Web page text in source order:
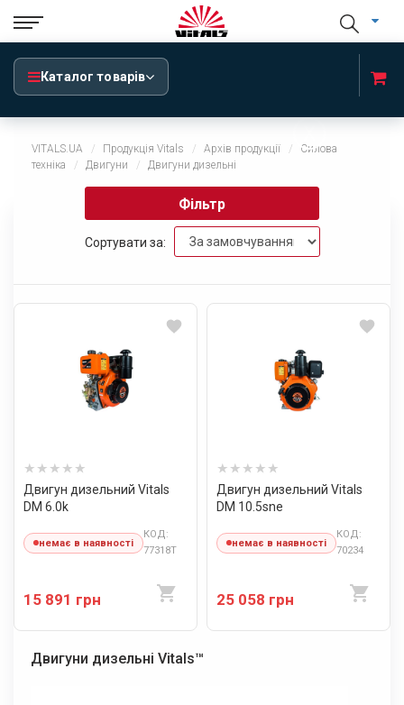
Каталог товарів
VITALS.UA Продукція Vitals Архів продукції
Силова
техніка
Двигуни Двигуни дизельні
x
Фільтр
Сортувати за:
Двигун дизельний Vitals
DM 6.0k
немає в наявності
КОД:
77318T
15 891 грн
Двигун дизельний Vitals
DM 10.5sne
немає в наявності
КОД:
70234
25 058 грн
Двигуни дизельні Vitals™